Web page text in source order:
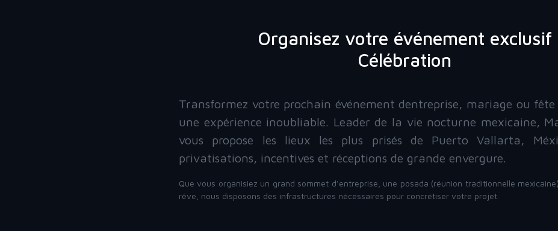
Organisez votre événement exclusif
Célébration
Transformez votre prochain événement dentreprise, mariage ou fête
une expérience inoubliable. Leader de la vie nocturne mexicaine,
vous propose les lieux les plus prisés de Puerto Vallarta,
privatisations, incentives et réceptions de grande envergure.
Que vous organisiez un grand sommet d’entreprise, une posada (réunion traditionnelle
rêve, nous disposons des infrastructures nécessaires pour concrétiser votre projet.